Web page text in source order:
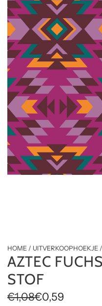
HOME / UITVERKOOPHOEKJE /
AZTEC
STOF
S
€1,08
R
€0,59